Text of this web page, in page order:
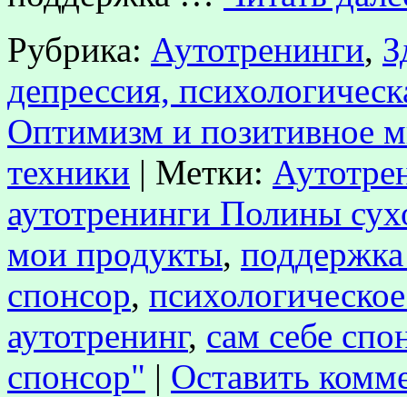
Рубрика: Аутотренинги,
депрессия,
Оптимизм и позитивное
техники | Метки:
аутотренинги Полины
мои продукты,
спонсор,
аутотренинг, сам себе
спонсор" | Оставить